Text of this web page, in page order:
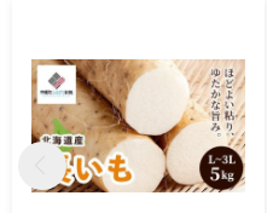
神社祭のマツリバ行事、県内
会、奇祭として知られる大東
現した藤沢野焼祭など各地で
古くから冠婚葬祭や農作業の
ちをついてふるまう「もち食文